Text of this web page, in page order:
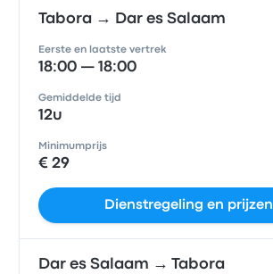
Tabora → Dar es Salaam
Eerste en laatste vertrek
18:00 — 18:00
Gemiddelde tijd
12u
Minimumprijs
€ 29
Dienstregeling en prijzen
Dar es Salaam → Tabora